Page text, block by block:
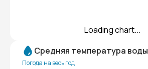
Loading chart...
Средняя температура воды
Погода на весь год